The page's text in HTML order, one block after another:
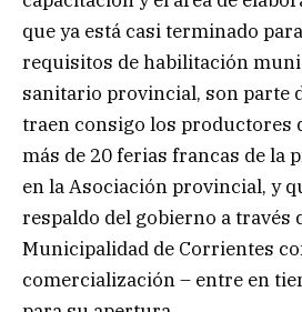
que ya está casi terminado
requisitos de habilitación
sanitario provincial, son parte
traen consigo los productores
más de 20 ferias francas de la
en la Asociación provincial, y
respaldo del gobierno a través
Municipalidad de Corrientes
comercialización – entre en